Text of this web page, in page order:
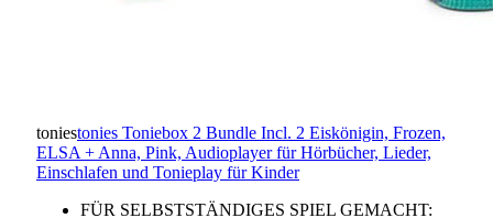
toniestonies Toniebox 2 Bundle Incl. 2 Eiskönigin, Frozen,
ELSA + Anna, Pink, Audioplayer für Hörbücher, Lieder,
Einschlafen und Tonieplay für Kinder
FÜR SELBSTSTÄNDIGES SPIEL GEMACHT: